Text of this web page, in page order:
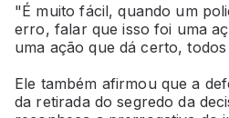
"É muito fácil, quando um
erro, falar que isso foi uma
uma ação que dá certo,
Ele também afirmou que a
da retirada do segredo da